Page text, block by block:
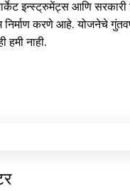
इन्स्ट्रुमेंट्स आणि सरकारी
निर्माण करणे आहे. योजनेचे
हमी नाही.